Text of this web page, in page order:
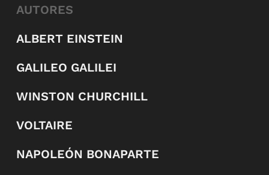
AUTORES
ALBERT EINSTEIN
GALILEO GALILEI
WINSTON CHURCHILL
VOLTAIRE
NAPOLEÓN BONAPARTE